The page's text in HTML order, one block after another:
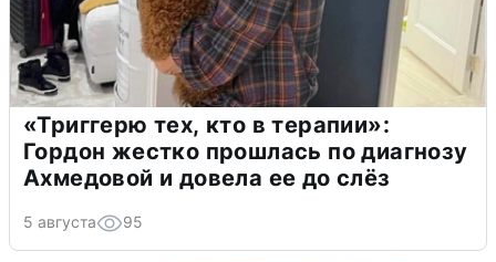
«Триггерю тех, кто в терапии»:
Гордон жестко прошлась по диагнозу
Ахмедовой и довела ее до слёз
5 августа 95